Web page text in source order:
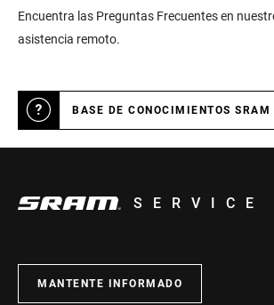
Encuentra las Preguntas Frecuentes en
asistencia remoto.
BASE DE CONOCIMIENTOS SRAM
SERVICE
MANTENTE INFORMADO